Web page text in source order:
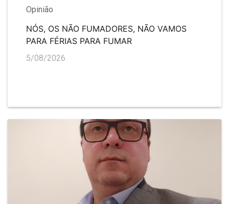
Opinião
NÓS, OS NÃO FUMADORES, NÃO VAMOS
PARA FÉRIAS PARA FUMAR
5/08/2026